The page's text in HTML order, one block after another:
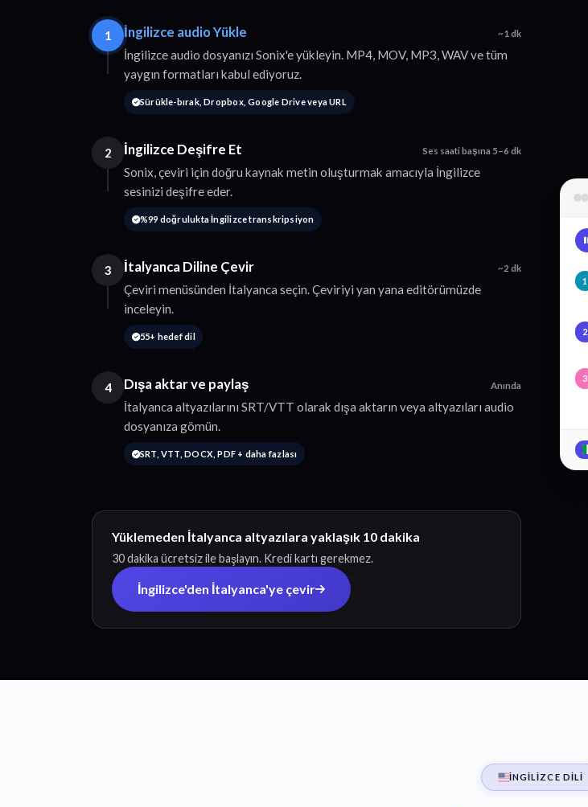
1 İngilizce audio Yükle ~1 dk
İngilizce audio dosyanızı Sonix'e yükleyin. MP4, MOV, MP3, WAV ve tüm
yaygın formatları kabul ediyoruz.
Sürükle-bırak, Dropbox, Google Drive veya URL
2 İngilizce Deşifre Et Ses saati başına 5–6 dk
Sonix, çeviri için doğru kaynak metin oluşturmak amacıyla İngilizce
sesinizi deşifre eder.
%99 doğrulukta İngilizce transkripsiyon
3 İtalyanca Diline Çevir ~2 dk
Çeviri menüsünden İtalyanca seçin. Çeviriyi yan yana editörümüzde
inceleyin.
55+ hedef dil
4 Dışa aktar ve paylaş Anında
İtalyanca altyazılarını SRT/VTT olarak dışa aktarın veya altyazıları audio
dosyanıza gömün.
SRT, VTT, DOCX, PDF + daha fazlası
Yüklemeden İtalyanca altyazılara yaklaşık 10 dakika
30 dakika ücretsiz ile başlayın. Kredi kartı gerekmez.
İngilizce'den İtalyanca'ye çevir
1
2
3
İNGILIZCE DILI